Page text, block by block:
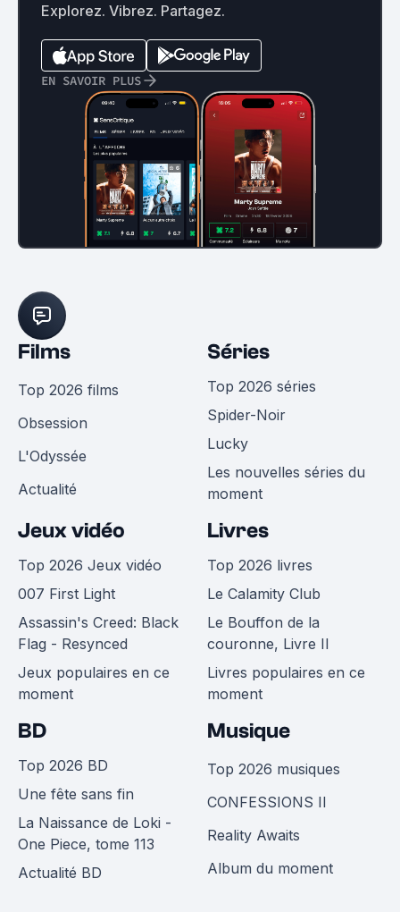
Explorez. Vibrez. Partagez.
EN SAVOIR PLUS
Films
Top 2026 films
Obsession
L'Odyssée
Actualité
Séries
Top 2026 séries
Spider-Noir
Lucky
Les nouvelles séries du
moment
Jeux vidéo
Top 2026 Jeux vidéo
007 First Light
Assassin's Creed: Black
Flag - Resynced
Jeux populaires en ce
moment
Livres
Top 2026 livres
Le Calamity Club
Le Bouffon de la
couronne, Livre II
Livres populaires en ce
moment
BD
Top 2026 BD
Une fête sans fin
La Naissance de Loki -
One Piece, tome 113
Actualité BD
Musique
Top 2026 musiques
CONFESSIONS II
Reality Awaits
Album du moment